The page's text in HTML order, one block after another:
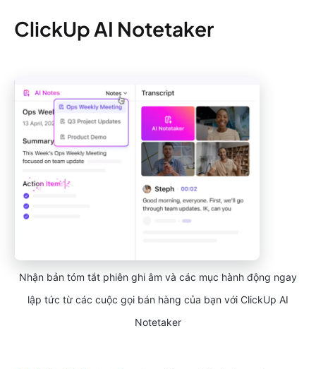
ClickUp AI Notetaker
Nhận bản tóm tắt phiên ghi âm và các mục hành động ngay
lập tức từ các cuộc gọi bán hàng của bạn với ClickUp AI
Notetaker